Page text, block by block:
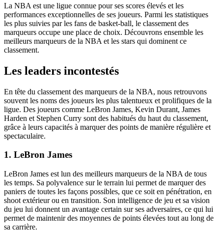
La NBA est une ligue connue pour ses scores élevés et les
performances exceptionnelles de ses joueurs. Parmi les statistiques
les plus suivies par les fans de basket-ball, le classement des
marqueurs occupe une place de choix. Découvrons ensemble les
meilleurs marqueurs de la NBA et les stars qui dominent ce
classement.
Les leaders incontestés
En tête du classement des marqueurs de la NBA, nous retrouvons
souvent les noms des joueurs les plus talentueux et prolifiques de la
ligue. Des joueurs comme LeBron James, Kevin Durant, James
Harden et Stephen Curry sont des habitués du haut du classement,
grâce à leurs capacités à marquer des points de manière régulière et
spectaculaire.
1. LeBron James
LeBron James est lun des meilleurs marqueurs de la NBA de tous
les temps. Sa polyvalence sur le terrain lui permet de marquer des
paniers de toutes les façons possibles, que ce soit en pénétration, en
shoot extérieur ou en transition. Son intelligence de jeu et sa vision
du jeu lui donnent un avantage certain sur ses adversaires, ce qui lui
permet de maintenir des moyennes de points élevées tout au long de
sa carrière.